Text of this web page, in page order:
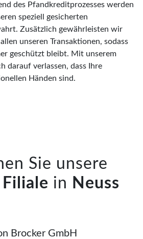
des Pfandkreditprozesses werden
speziell gesicherten
Zusätzlich gewährleisten wir
unseren Transaktionen, sodass
geschützt bleibt. Mit unserem
darauf verlassen, dass Ihre
Händen sind.
Sie unsere
in Neuss
Brocker GmbH